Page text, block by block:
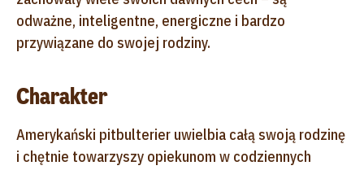
odważne, inteligentne, energiczne i bardzo
przywiązane do swojej rodziny.
Charakter
Amerykański pitbulterier uwielbia całą swoją rodzinę
i chętnie towarzyszy opiekunom w codziennych